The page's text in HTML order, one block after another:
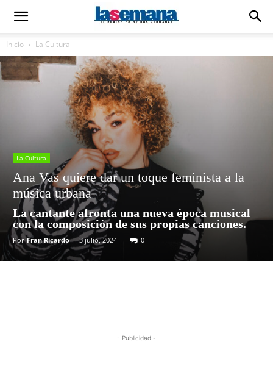
Inicio La Cultura
La Cultura
Ana Vas quiere dar un toque feminista a la
música urbana
La cantante afronta una nueva época musical
con la composición de sus propias canciones.
Por Fran Ricardo - 3 julio, 2024 0
- Publicidad -